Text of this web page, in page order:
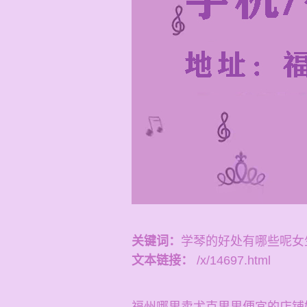
关键词： 学琴的好处有哪些呢女
文本链接：
/x/14697.html